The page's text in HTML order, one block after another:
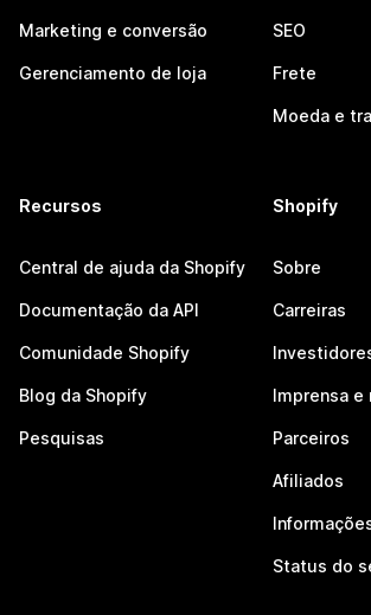
Marketing e conversão
Gerenciamento de loja
SEO
Frete
Moeda e
Recursos
Central de ajuda da Shopify
Documentação da API
Comunidade Shopify
Blog da Shopify
Pesquisas
Shopify
Sobre
Carreiras
Imprensa e
Parceiros
Afiliados
Status do